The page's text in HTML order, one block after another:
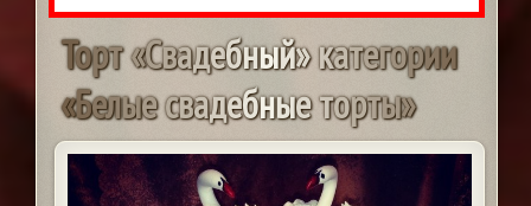
Торт«Свадебный»категории
«Белыесвадебныеторты»